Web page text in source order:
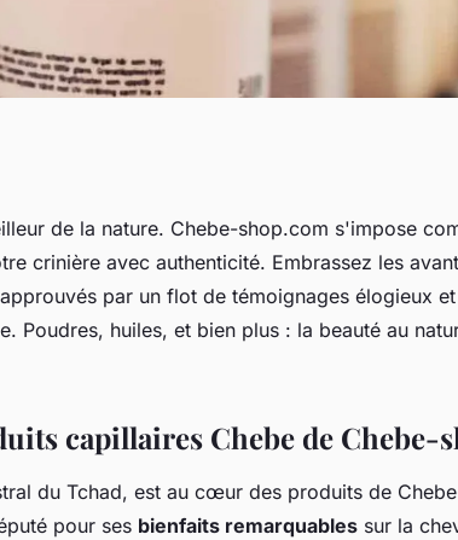
: découvrez
de la nature. Chebe-shop.com s'impose
crinière avec authenticité. Embrassez les
par un flot de témoignages élogieux
Poudres, huiles, et bien plus : la beauté au
capillaires Chebe de Chebe-
du Tchad, est au cœur des produits de
pour ses bienfaits remarquables sur la